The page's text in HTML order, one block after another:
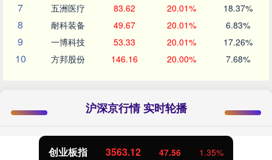
7 五洲医疗 83.62 20.01% 18.37%
8 耐科装备 49.67 20.01% 6.83%
9 一博科技 53.33 20.01% 17.26%
10 方邦股份 146.16 20.00% 7.68%
沪深京行情 实时轮播
创业板指 3563.12 47.56 1.35%